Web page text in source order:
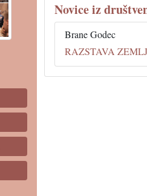
Novice iz
Brane Godec
RAZSTAVA